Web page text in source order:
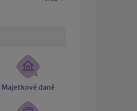
Majetkové daně